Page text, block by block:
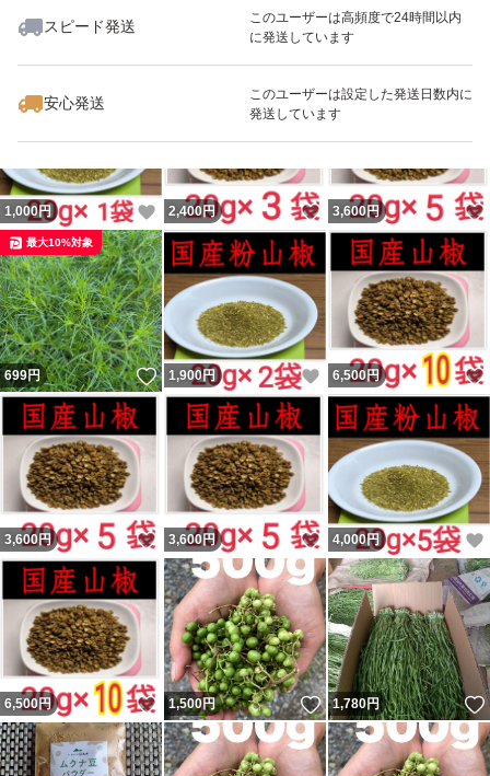
スピード発送
このユーザーは高頻度で24時間以内
に発送しています
安心発送
このユーザーは設定した発送日数内に
発送しています
いいね！
1,800
1,000円 いいね！
2,400円 いいね！
3,600円
699円 いいね！
最大10%対象
1,900円 いいね！
6,500円
3,600円 いいね！
3,600円 いいね！
4,000円
6,500円 いいね！
1,500円 いいね！
1,780円